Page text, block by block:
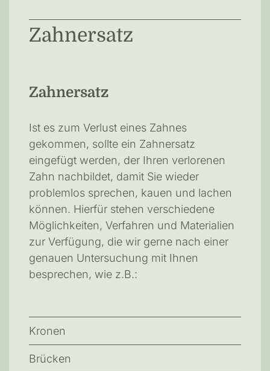
Zahnersatz
Zahnersatz
Ist es zum Verlust eines Zahnes
gekommen, sollte ein Zahnersatz
eingefügt werden, der Ihren verlorenen
Zahn nachbildet, damit Sie wieder
problemlos sprechen, kauen und lachen
können. Hierfür stehen verschiedene
Möglichkeiten, Verfahren und Materialien
zur Verfügung, die wir gerne nach einer
genauen Untersuchung mit Ihnen
besprechen, wie z.B.:
Kronen
Brücken